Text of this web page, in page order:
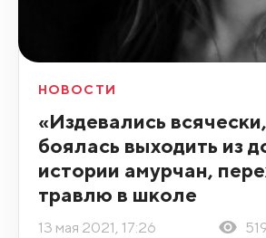
НОВОСТИ
«Издевались
боялась выходить из
истории амурчан,
травлю в школе
13 мая 2021, 17:26